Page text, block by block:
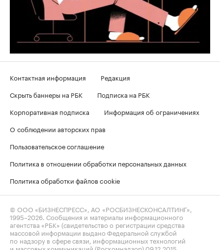
Контактная информация
Редакция
Скрыть баннеры на РБК
Подписка на РБК
Корпоративная подписка
Информация об ограничениях
О соблюдении авторских прав
Пользовательское соглашение
Политика в отношении обработки персональных данных
Политика обработки файлов cookie
© ООО «БИЗНЕСПРЕСС», АО «РОСБИЗНЕСКОНСАЛТИНГ»,
1995–2026 . Сообщения и материалы информационного
агентства «РБК» (свидетельство о регистрации средства
массовой информации выдано Федеральной службой
по надзору в сфере связи, информационных технологий
и массовых коммуникаций (Роскомнадзор) 09.12.2015